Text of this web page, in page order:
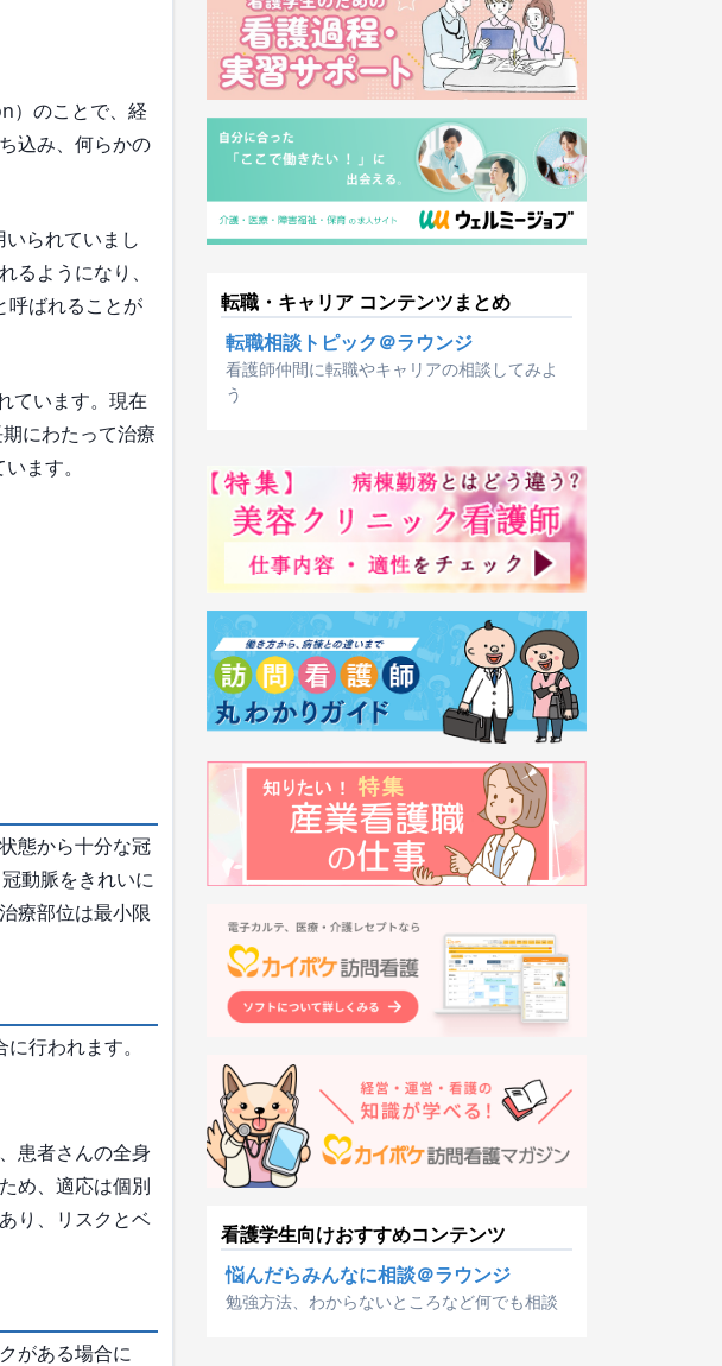
）のことで、経
込み、何らかの
られていまし
ようになり、
呼ばれることが
ています。現在
にわたって治療
ます。
態から十分な冠
動脈をきれいに
療部位は最小限
行われます。
患者さんの全身
め、適応は個別
り、リスクとベ
がある場合に
転職・キャリア コンテンツまとめ
転職相談トピック＠ラウンジ
看護師仲間に転職やキャリアの相談してみよ
う
看護学生向けおすすめコンテンツ
悩んだらみんなに相談＠ラウンジ
勉強方法、わからないところなど何でも相談